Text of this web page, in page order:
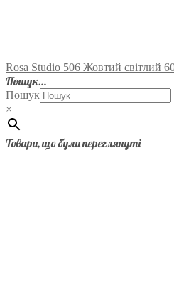
Rosa Studio 506 Жовтий світлий
Пошук…
Пошук
×
Товари, що були переглянуті